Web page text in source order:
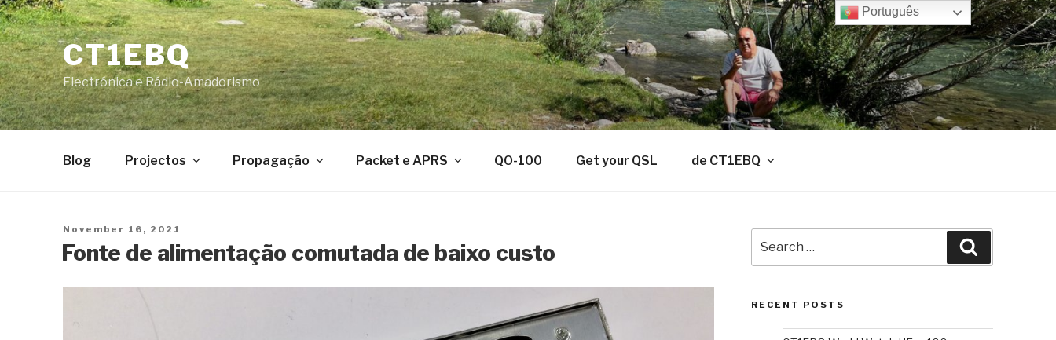
Skip
to
content
CT1EBQ
Electrónica e Rádio-Amadorismo
Blog Projectos Propagação Packet e APRS QO-100 Get your QSL de CT1EBQ
Posted
November 16, 2021
Fonte de alimentação comutada de baixo custo
for:
RECENT POSTS
Português